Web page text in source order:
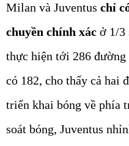
Milan và Juventus chỉ
chuyền chính xác ở 1/3
thực hiện tới 286
có 182, cho thấy cả hai
triển khai bóng về phía
soát bóng, Juventus